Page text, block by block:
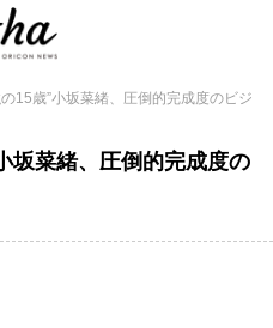
15歳”小坂菜緒、圧倒的完成度のビジ
坂菜緒、圧倒的完成度の